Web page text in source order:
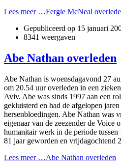
Lees meer …Fergie McNeal
Gepubliceerd op 15 januari
8341 weergaven
Abe Nathan overleden
Abe Nathan is woensdagavond 27
om 20.54 uur overleden in een
Aviv. Abe was sinds 1997 aan een
gekluisterd en had de afgelopen
hersenbloedingen. Abe Nathan was
eigenaar van de zeezender de Voice
humanitair werk in de periode
81 jaar geworden en vrijdagochtend
Lees meer …Abe Nathan overleden